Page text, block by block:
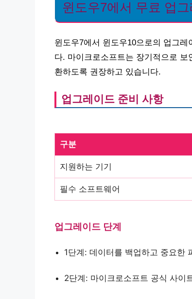
윈도우7에서 무료 업
윈도우7에서 윈도우10으로의 업그
다. 마이크로소프트는 장기적으로
환하도록 권장하고 있습니다.
업그레이드 준비 사항
구분
지원하는 기기
필수 소프트웨어
업그레이드 단계
1단계: 데이터를 백업하고 중요한
2단계: 마이크로소프트 공식 사이